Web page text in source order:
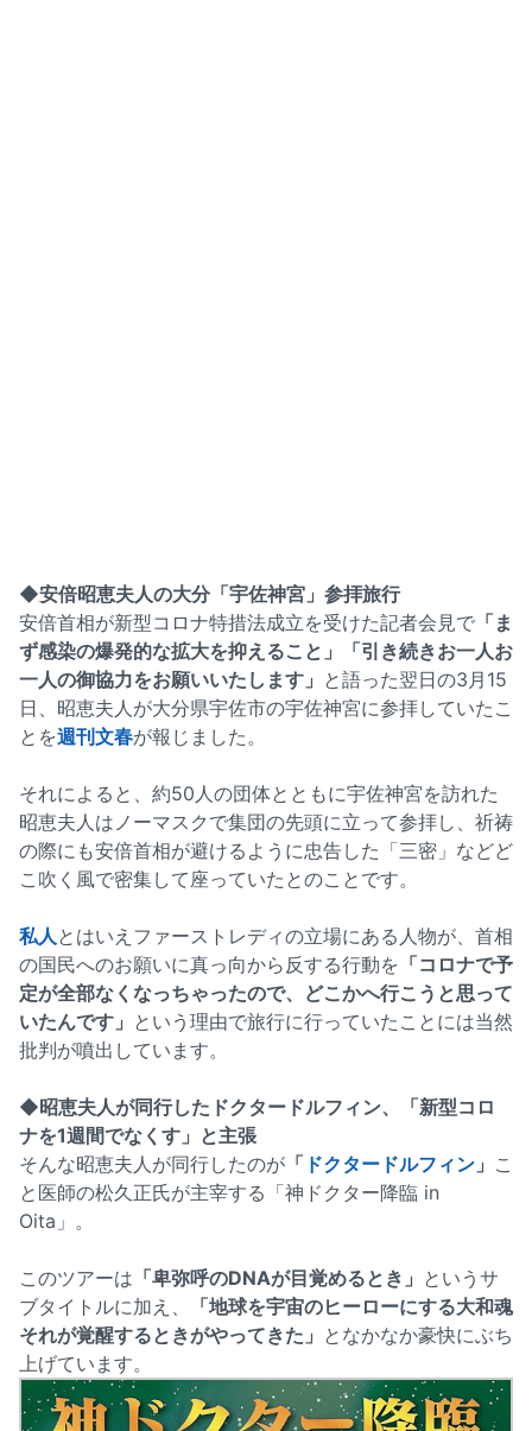
◆安倍昭恵夫人の大分「宇佐神宮」参拝旅行
安倍首相が新型コロナ特措法成立を受けた記者会見で 「ま
ず感染の爆発的な拡大を抑えること」「引き続きお一人お
一人の御協力をお願いいたします」 と語った翌日の3月15
日、昭恵夫人が大分県宇佐市の宇佐神宮に参拝していたこ
とを週刊文春が報じました。
それによると、約50人の団体とともに宇佐神宮を訪れた
昭恵夫人はノーマスクで集団の先頭に立って参拝し、祈祷
の際にも安倍首相が避けるように忠告した「三密」などど
こ吹く風で密集して座っていたとのことです。
私人とはいえファーストレディの立場にある人物が、首相
の国民へのお願いに真っ向から反する行動を 「コロナで予
定が全部なくなっちゃったので、どこかへ行こうと思って
いたんです」 という理由で旅行に行っていたことには当然
批判が噴出しています。
◆昭恵夫人が同行したドクタードルフィン、「新型コロ
ナを1週間でなくす」と主張
そんな昭恵夫人が同行したのが 「 ドクタードルフィン 」 こ
と医師の松久正氏が主宰する「神ドクター降臨 in
Oita」。
このツアーは 「卑弥呼のDNAが目覚めるとき」 というサ
ブタイトルに加え、
「地球を宇宙のヒーローにする大和魂
それが覚醒するときがやってきた」 となかなか豪快にぶち
上げています。